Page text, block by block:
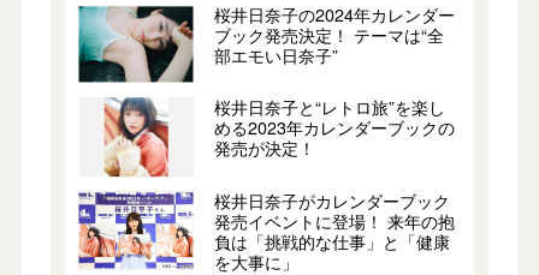
桜井日奈子の2024年カレンダー
ブック発売決定！ テーマは“全
部エモい日奈子”
桜井日奈子と“レトロ旅”を楽し
める2023年カレンダーブックの
発売が決定！
桜井日奈子がカレンダーブック
発売イベントに登場！ 来年の抱
負は「挑戦的な仕事」と「健康
を大事に」